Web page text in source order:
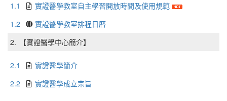
1.1
實證醫學教室自主學習開放時間及使用規範
1.2
實證醫學教室排程日曆
2.
【實證醫學中心簡介】
2.1
實證醫學簡介
2.2
實證醫學成立宗旨